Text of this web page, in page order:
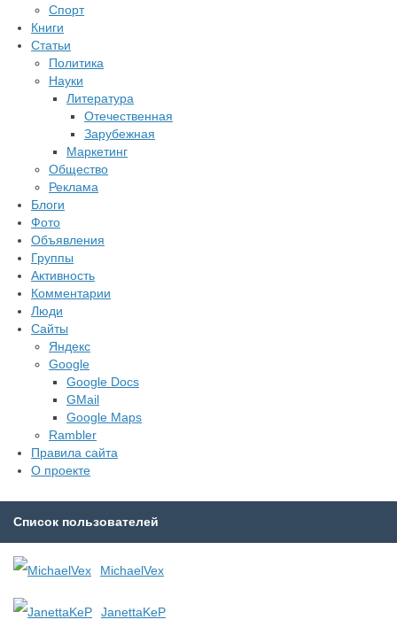
Спорт
Книги
Статьи
Политика
Науки
Литература
Отечественная
Зарубежная
Маркетинг
Общество
Реклама
Блоги
Фото
Объявления
Группы
Активность
Комментарии
Люди
Сайты
Яндекс
Google
Google Docs
GMail
Google Maps
Rambler
Правила сайта
О проекте
Список пользователей
MichaelVex
JanettaKeP